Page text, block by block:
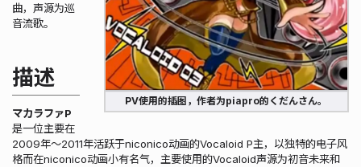
PV使用的插图，作者为piapro的くだんさん。
曲，声源为巡
音流歌。
描述
マカラファP
是一位主要在
2009年～2011年活跃于niconico动画的Vocaloid P主，以独特的电子风
格而在niconico动画小有名气，主要使用的Vocaloid声源为初音未来和